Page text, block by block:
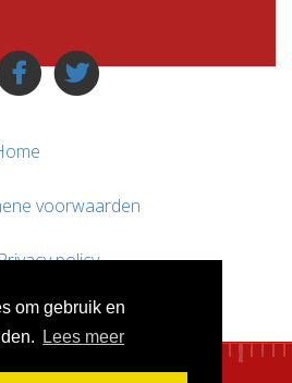
om gebruik en
Lees meer
voorwaarden
policy
/ Support